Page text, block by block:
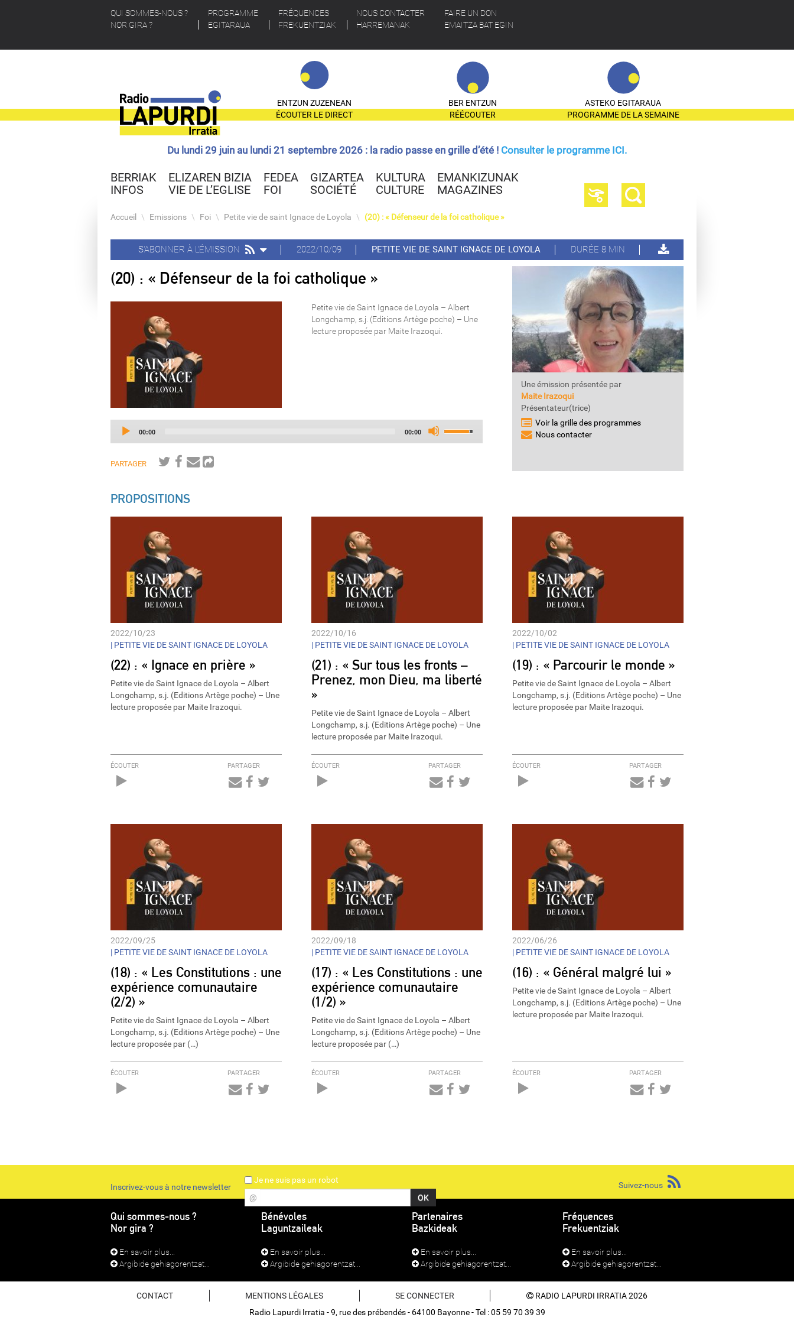
QUI SOMMES-NOUS ?
NOR GIRA ?
PROGRAMME
EGITARAUA
FRÉQUENCES
FREKUENTZIAK
NOUS CONTACTER
HARREMANAK
FAIRE UN DON
EMAITZA BAT EGIN
ENTZUN ZUZENEAN
ÉCOUTER LE DIRECT
BER ENTZUN
RÉÉCOUTER
ASTEKO EGITARAUA
PROGRAMME DE LA SEMAINE
Du lundi 29 juin au lundi 21 septembre 2026 : la radio passe en grille d’été ! Consulter le programme ICI.
BERRIAK
INFOS
ELIZAREN BIZIA
VIE DE L’EGLISE
FEDEA
FOI
GIZARTEA
SOCIÉTÉ
KULTURA
CULTURE
EMANKIZUNAK
MAGAZINES
Accueil \ Emissions \ Foi \ Petite vie de saint Ignace de Loyola \ (20) : « Défenseur de la foi catholique »
S'ABONNER À L'ÉMISSION 2022/10/09 PETITE VIE DE SAINT IGNACE DE LOYOLA DURÉE 8 MIN
(20) : « Défenseur de la foi catholique »
Petite vie de Saint Ignace de Loyola – Albert
Longchamp, s.j. (Editions Artège poche) – Une
lecture proposée par Maite Irazoqui.
Current
00:00
Total
00:00
Up/Down
volume.
PARTAGER
Une émission présentée par
Maite Irazoqui
Présentateur(trice)
Voir la grille des programmes
Nous contacter
PROPOSITIONS
2022/10/23
| PETITE VIE DE SAINT IGNACE DE LOYOLA
(22) : « Ignace en prière »
Petite vie de Saint Ignace de Loyola – Albert
Longchamp, s.j. (Editions Artège poche) – Une
lecture proposée par Maite Irazoqui.
ÉCOUTER PARTAGER
2022/10/16
| PETITE VIE DE SAINT IGNACE DE LOYOLA
(21) : « Sur tous les fronts –
Prenez, mon Dieu, ma liberté
»
Petite vie de Saint Ignace de Loyola – Albert
Longchamp, s.j. (Editions Artège poche) – Une
lecture proposée par Maite Irazoqui.
ÉCOUTER PARTAGER
2022/10/02
| PETITE VIE DE SAINT IGNACE DE LOYOLA
(19) : « Parcourir le monde »
Petite vie de Saint Ignace de Loyola – Albert
Longchamp, s.j. (Editions Artège poche) – Une
lecture proposée par Maite Irazoqui.
ÉCOUTER PARTAGER
2022/09/25
| PETITE VIE DE SAINT IGNACE DE LOYOLA
(18) : « Les Constitutions : une
expérience comunautaire
(2/2) »
Petite vie de Saint Ignace de Loyola – Albert
Longchamp, s.j. (Editions Artège poche) – Une
lecture proposée par (…)
ÉCOUTER PARTAGER
2022/09/18
| PETITE VIE DE SAINT IGNACE DE LOYOLA
(17) : « Les Constitutions : une
expérience comunautaire
(1/2) »
Petite vie de Saint Ignace de Loyola – Albert
Longchamp, s.j. (Editions Artège poche) – Une
lecture proposée par (…)
ÉCOUTER PARTAGER
2022/06/26
| PETITE VIE DE SAINT IGNACE DE LOYOLA
(16) : « Général malgré lui »
Petite vie de Saint Ignace de Loyola – Albert
Longchamp, s.j. (Editions Artège poche) – Une
lecture proposée par Maite Irazoqui.
ÉCOUTER PARTAGER
Inscrivez-vous à notre newsletter
Je ne suis pas un robot
@
Suivez-nous
Qui sommes-nous ?
Nor gira ?
En savoir plus...
Argibide gehiagorentzat...
Bénévoles
Laguntzaileak
En savoir plus...
Argibide gehiagorentzat...
Partenaires
Bazkideak
En savoir plus...
Argibide gehiagorentzat...
Fréquences
Frekuentziak
En savoir plus...
Argibide gehiagorentzat...
CONTACT MENTIONS LÉGALES SE CONNECTER
RADIO LAPURDI IRRATIA 2026
Radio Lapurdi Irratia - 9, rue des prébendés - 64100 Bayonne - Tel : 05 59 70 39 39